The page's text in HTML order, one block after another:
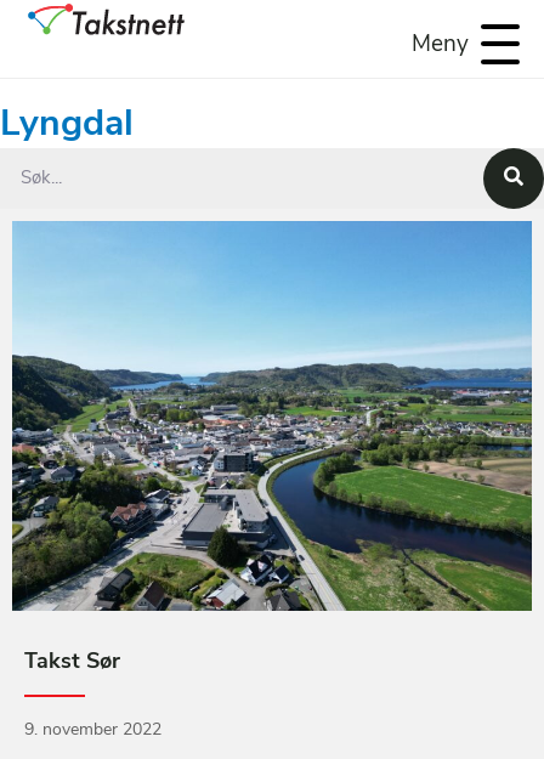
Meny
Lyngdal
Takst Sør
9. november 2022